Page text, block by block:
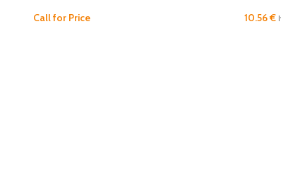
Call for Price 10.56€